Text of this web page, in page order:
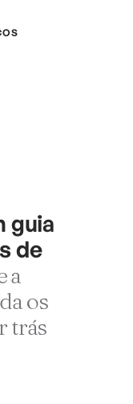
guia
de
a
os
trás